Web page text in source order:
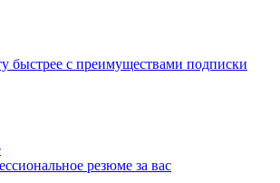
быстрее с преимуществами подписки
резюме за вас